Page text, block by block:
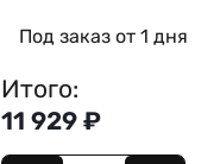
Под заказ от 1 дня
Итого:
11 929 ₽